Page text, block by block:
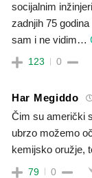
socijalnim
zadnjih 75
sam i ne vidim…
123 0
Har Megiddo
Čim su američki
ubrzo možemo
kemijsko oružje,
79 0